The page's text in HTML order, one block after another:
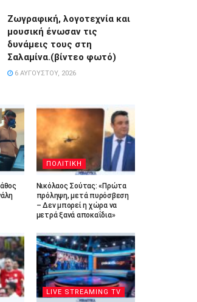
Ζωγραφική, λογοτεχνία και
μουσική ένωσαν τις
δυνάμεις τους στη
Σαλαμίνα.(βίντεο φωτό)
6 ΑΥΓΟΎΣΤΟΥ, 2026
ΠΟΛΙΤΙΚΗ
Νικόλαος Σούτας: «Πρώτα
πρόληψη, μετά πυρόσβεση
– Δεν μπορεί η χώρα να
μετρά ξανά αποκαΐδια»
LIVE STREAMING TV